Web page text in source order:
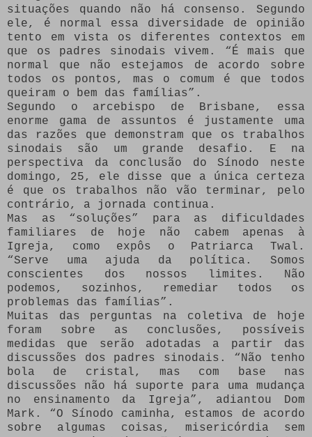
situações quando não há consenso. Segundo
ele, é normal essa diversidade de opinião
tento em vista os diferentes contextos em
que os padres sinodais vivem. “É mais que
normal que não estejamos de acordo sobre
todos os pontos, mas o comum é que todos
queiram o bem das famílias”.
Segundo o arcebispo de Brisbane, essa
enorme gama de assuntos é justamente uma
das razões que demonstram que os trabalhos
sinodais são um grande desafio. E na
perspectiva da conclusão do Sínodo neste
domingo, 25, ele disse que a única certeza
é que os trabalhos não vão terminar, pelo
contrário, a jornada continua.
Mas as “soluções” para as dificuldades
familiares de hoje não cabem apenas à
Igreja, como expôs o Patriarca Twal.
“Serve uma ajuda da política. Somos
conscientes dos nossos limites. Não
podemos, sozinhos, remediar todos os
problemas das famílias”.
Muitas das perguntas na coletiva de hoje
foram sobre as conclusões, possíveis
medidas que serão adotadas a partir das
discussões dos padres sinodais. “Não tenho
bola de cristal, mas com base nas
discussões não há suporte para uma mudança
no ensinamento da Igreja”, adiantou Dom
Mark. “O Sínodo caminha, estamos de acordo
sobre algumas coisas, misericórdia sem